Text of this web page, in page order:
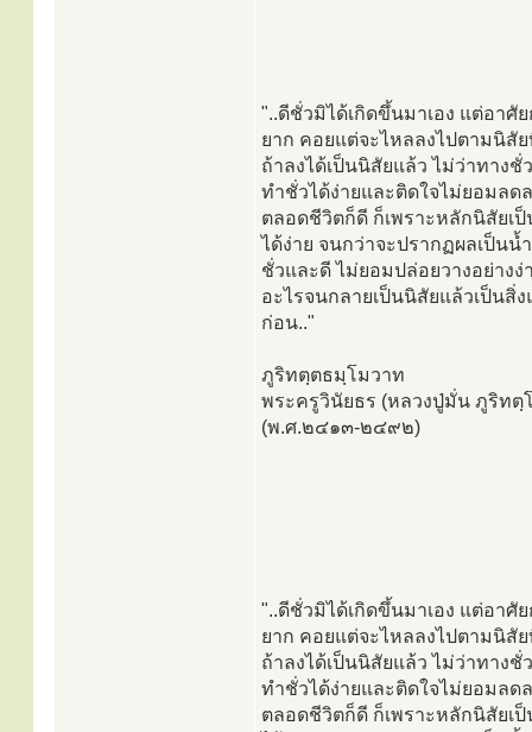
"..ดีชั่วมิได้เกิดขึ้นมาเอง แต่อาศั
ยาก คอยแต่จะไหลลงไปตามนิสั
ถ้าลงได้เป็นนิสัยแล้ว ไม่ว่าทาง
ทำชั่วได้ง่ายและติดใจไม่ยอมลด
ตลอดชีวิตก็ดี ก็เพราะหลักนิสัยเ
ได้ง่าย จนกว่าจะปรากฏผลเป็น
ชั่วและดี ไม่ยอมปล่อยวางอย่าง
อะไรจนกลายเป็นนิสัยแล้วเป็นสิ่
ก่อน.."
ภูริทตฺตธมฺโมวาท
พระครูวินัยธร (หลวงปู่มั่น ภูริทตฺ
(พ.ศ.๒๔๑๓-๒๔๙๒)
"..ดีชั่วมิได้เกิดขึ้นมาเอง แต่อาศั
ยาก คอยแต่จะไหลลงไปตามนิสั
ถ้าลงได้เป็นนิสัยแล้ว ไม่ว่าทาง
ทำชั่วได้ง่ายและติดใจไม่ยอมลด
ตลอดชีวิตก็ดี ก็เพราะหลักนิสัยเ